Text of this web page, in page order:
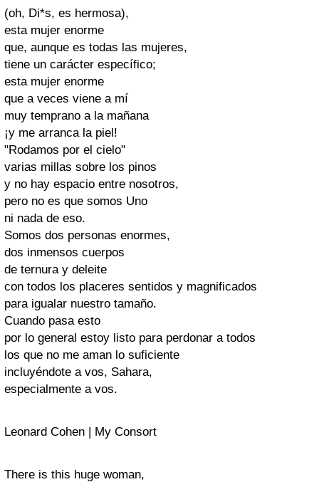
(oh, Di*s, es hermosa),
esta mujer enorme
que, aunque es todas las mujeres,
tiene un carácter específico;
esta mujer enorme
que a veces viene a mí
muy temprano a la mañana
¡y me arranca la piel!
"Rodamos por el cielo"
varias millas sobre los pinos
y no hay espacio entre nosotros,
pero no es que somos Uno
ni nada de eso.
Somos dos personas enormes,
dos inmensos cuerpos
de ternura y deleite
con todos los placeres sentidos y magnificados
para igualar nuestro tamaño.
Cuando pasa esto
por lo general estoy listo para perdonar a todos
los que no me aman lo suficiente
incluyéndote a vos, Sahara,
especialmente a vos.
Leonard Cohen | My Consort
There is this huge woman,